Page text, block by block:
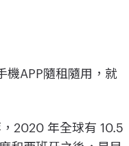
機APP隨租隨用，就
2020 年全球有 10.5